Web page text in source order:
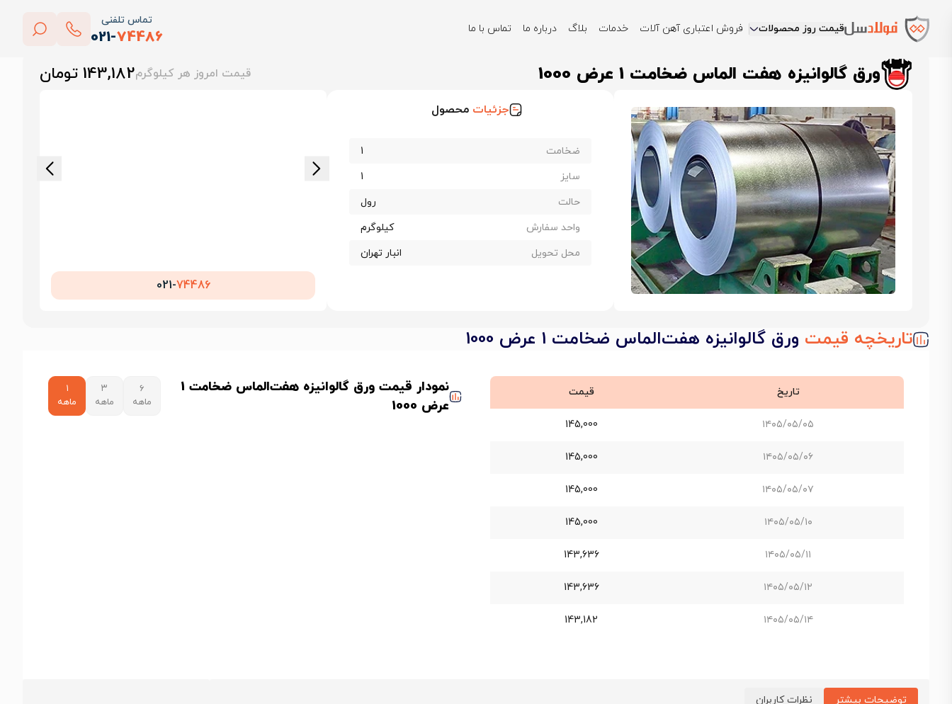
قیمت روز محصولات فروش اعتباری آهن آلات خدمات بلاگ درباره ما تماس با ما
تماس تلفنی
021-74486 فولادسل
ورق گالوانیزه هفت الماس ضخامت 1 عرض 1000 قیمت امروز هر کیلوگرم143,182 تومان
جزئیات محصول
ضخامت
1
سایز
1
حالت
رول
واحد سفارش
کیلوگرم
محل تحویل
انبار تهران
021-74486
تاریخچه قیمت ورق گالوانیزه هفت‌الماس ضخامت 1 عرض 1000
تاریخ قیمت
۱۴۰۵/۰۵/۰۵ 145,000
۱۴۰۵/۰۵/۰۶ 145,000
۱۴۰۵/۰۵/۰۷ 145,000
۱۴۰۵/۰۵/۱۰ 145,000
۱۴۰۵/۰۵/۱۱ 143,636
۱۴۰۵/۰۵/۱۲ 143,636
۱۴۰۵/۰۵/۱۴ 143,182
نمودار قیمت ورق گالوانیزه هفت‌الماس ضخامت 1
عرض 1000
۶
ماهه
۳
ماهه
۱
ماهه
توضیحات بیشتر نظرات کاربران